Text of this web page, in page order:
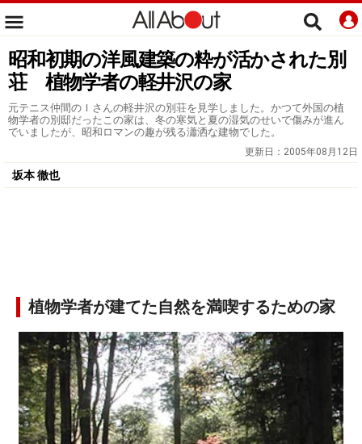
昭和初期の洋風建築の粋が活かされた別
荘 植物学者の軽井沢の家
元テニス仲間のＩさんの軽井沢の別荘を見学しました。かつて外国の植
物学者の別邸だったこの家は、冬の寒気と夏の湿気のせいで傷みが進ん
でいましたが、昭和ロマンの趣が残る瀟洒な建物でした。
更新日： 2005年08月12日
坂本 徹也
植物学者が建てた自然を満喫するための家